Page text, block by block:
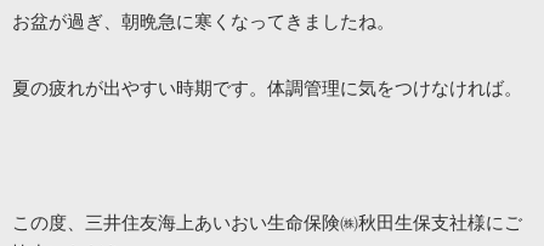
お盆が過ぎ、朝晩急に寒くなってきましたね。
夏の疲れが出やすい時期です。体調管理に気をつけなければ。
この度、三井住友海上あいおい生命保険㈱秋田生保支社様にご